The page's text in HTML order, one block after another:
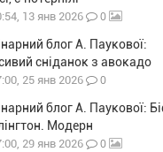
13 янв 2026 0
блог А. Паукової:
сніданок з авокадо
25 янв 2026 0
блог А. Паукової:
Модерн
29 янв 2026 0